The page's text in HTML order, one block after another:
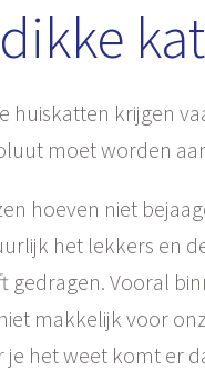
huiskatten krijgen
moet worden
hoeven niet
het lekkers en
gedragen. Vooral
makkelijk voor
je het weet komt er